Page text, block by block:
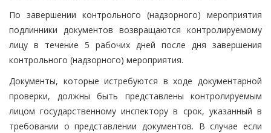
По завершении контрольного (надзорного) мероприятия
подлинники документов возвращаются контролируемому
лицу в течение 5 рабочих дней после дня завершения
контрольного (надзорного) мероприятия.
Документы, которые истребуются в ходе документарной
проверки, должны быть представлены контролируемым
лицом государственному инспектору в срок, указанный в
требовании о представлении документов. В случае если